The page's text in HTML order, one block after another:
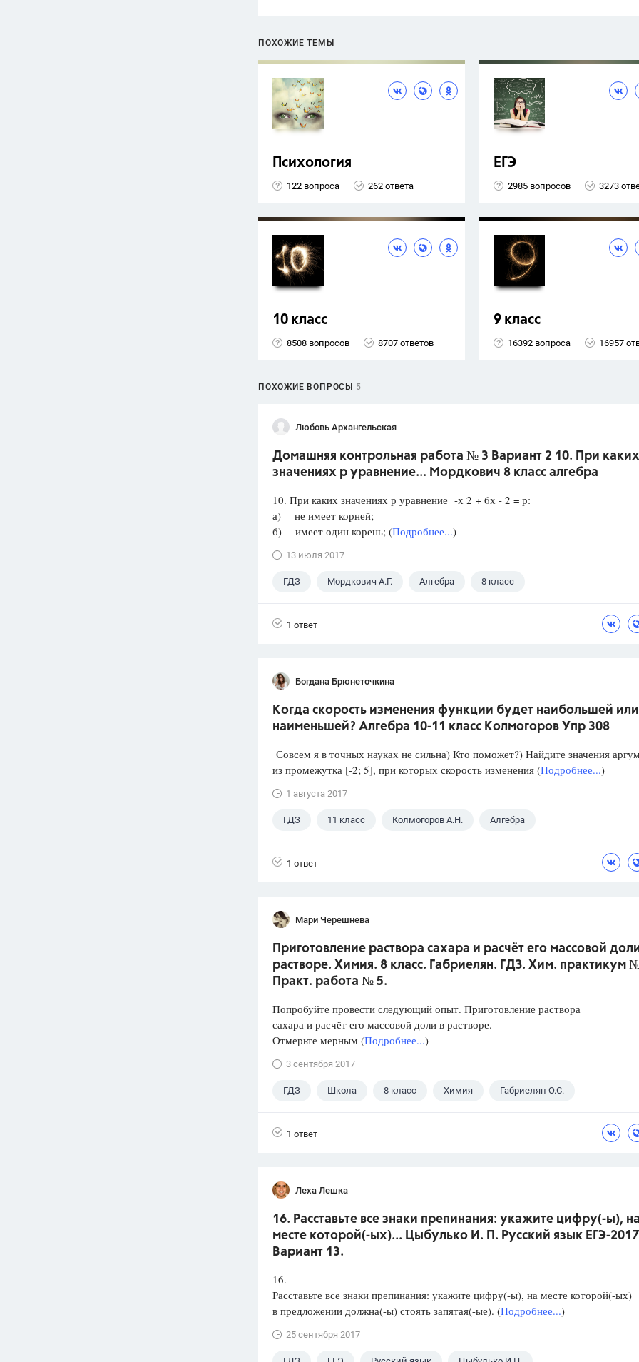
ПОХОЖИЕ ТЕМЫ
Психология
122 вопроса 262 ответа
ЕГЭ
2985 вопросов 3273
10 класс
8508 вопросов 8707 ответов
9 класс
16392 вопроса 16957
ПОХОЖИЕ ВОПРОСЫ 5
Любовь Архангельская
Домашняя контрольная работа № 3 Вариант 2 10. При каких
значениях р уравнение... Мордкович 8 класс алгебра
10. При каких значениях р уравнение -х 2 + 6х - 2 = р:
а) не имеет корней;
б) имеет один корень; (Подробнее...)
13 июля 2017
ГДЗ Мордкович А.Г. Алгебра 8 класс
1 ответ
Богдана Брюнеточкина
Когда скорость изменения функции будет наибольшей или
наименьшей? Алгебра 10-11 класс Колмогоров Упр 308
Совсем я в точных науках не сильна) Кто поможет?) Найдите значения
из промежутка [-2; 5], при которых скорость изменения (Подробнее...)
1 августа 2017
ГДЗ 11 класс Колмогоров А.Н. Алгебра
1 ответ
Мари Черешнева
Приготовление раствора сахара и расчёт его массовой
растворе. Химия. 8 класс. Габриелян. ГДЗ. Хим. практикум
Практ. работа № 5.
Попробуйте провести следующий опыт. Приготовление раствора
сахара и расчёт его массовой доли в растворе.
Отмерьте мерным (Подробнее...)
3 сентября 2017
ГДЗ Школа 8 класс Химия Габриелян О.С.
1 ответ
Леха Лешка
16. Расставьте все знаки препинания: укажите цифру(-ы),
месте которой(-ых)... Цыбулько И. П. Русский язык ЕГЭ-
Вариант 13.
16.
Расставьте все знаки препинания: укажите цифру(-ы), на месте которой(-ых)
в предложении должна(-ы) стоять запятая(-ые). (Подробнее...)
25 сентября 2017